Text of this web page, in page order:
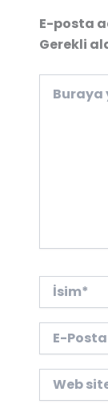
E-posta
Gerekli
yazın..
İsim*
Posta*
sitesi